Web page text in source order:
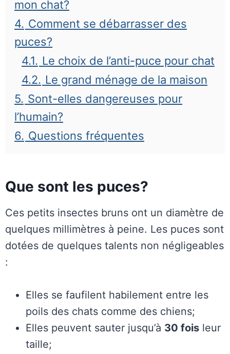
mon chat?
4. Comment se débarrasser des
puces?
4.1. Le choix de l’anti-puce pour chat
4.2. Le grand ménage de la maison
5. Sont-elles dangereuses pour
l’humain?
6. Questions fréquentes
Que sont les puces?
Ces petits insectes bruns ont un diamètre de
quelques millimètres à peine. Les puces sont
dotées de quelques talents non négligeables
:
Elles se faufilent habilement entre les
poils des chats comme des chiens;
Elles peuvent sauter jusqu’à 30 fois leur
taille;